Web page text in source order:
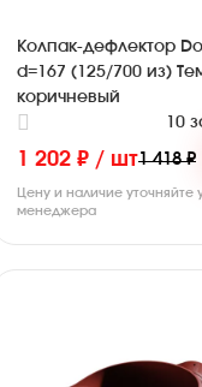
Колпак-дефлектор
d=167 (125/700 из)
коричневый
10
1 202 ₽ / шт1 418 ₽
Цену и наличие уточняйте
менеджера